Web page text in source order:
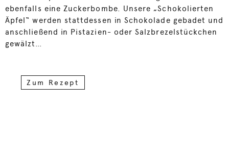
ebenfalls eine Zuckerbombe. Unsere „Schokolierten
Äpfel“ werden stattdessen in Schokolade gebadet und
anschließend in Pistazien- oder Salzbrezelstückchen
gewälzt…
Zum Rezept